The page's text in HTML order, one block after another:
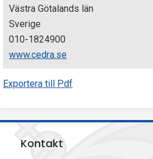
Västra Götalands län
Sverige
010-1824900
www.cedra.se
Exportera till Pdf
Kontakt